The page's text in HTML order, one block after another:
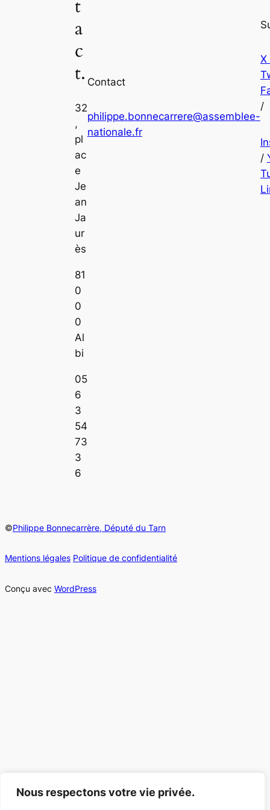
Nous respectons votre vie privée.
t
a
c
t.
32
,
pl
ac
e
Je
an
Ja
ur
ès
81
0
0
0
Al
bi
05
6
3
54
73
3
6
Contact
philippe.bonnecarrere@assemblee-
nationale.fr
X
/
/
©Philippe Bonnecarrère, Député du Tarn
Mentions légales Politique de confidentialité
Conçu avec WordPress